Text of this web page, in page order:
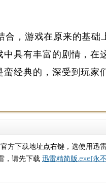
合，游戏在原来的基础
具有丰富的剧情，在
经典的，深受到玩家
方下载地址点右键，选使用迅
，请先下载 迅雷精简版.exe[永